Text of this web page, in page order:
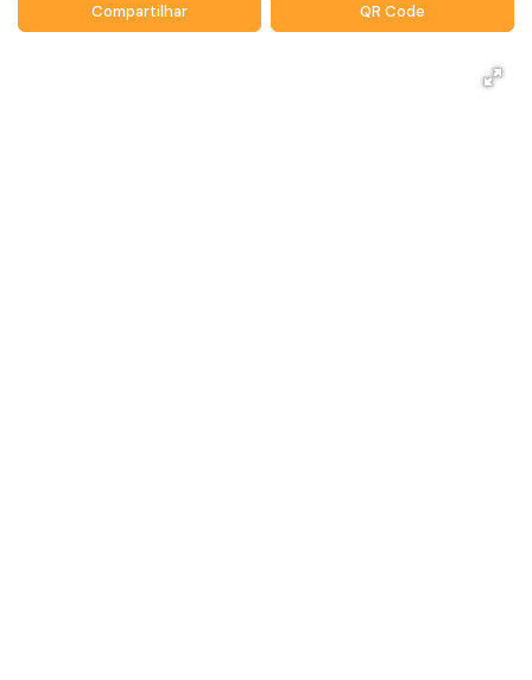
Compartilhar QR Code